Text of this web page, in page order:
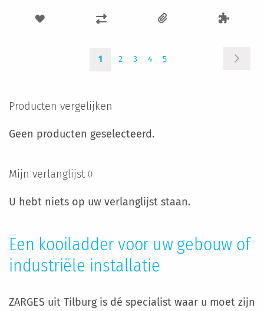
VOEG
TOEVOEGEN
TE
U
lees
1
Pagina
2
Pagina
3
Pagina
4
Pagina
5
Producten vergelijken
Geen producten geselecteerd.
Mijn verlanglijst
U hebt niets op uw verlanglijst staan.
Een kooiladder voor uw gebouw of
industriële installatie
ZARGES uit Tilburg is dé specialist waar u moet zijn